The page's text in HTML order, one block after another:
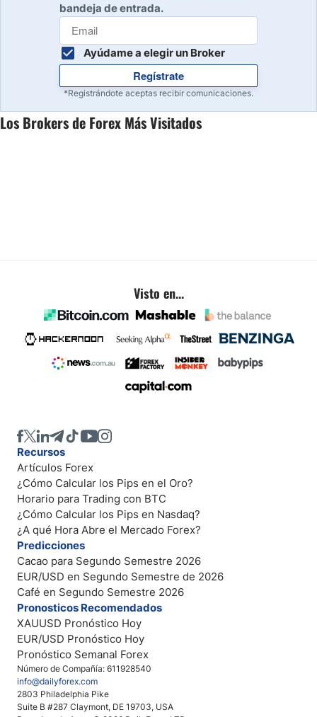
bandeja de entrada.
Ayúdame a elegir un Broker
Regístrate
*Registrándote aceptas recibir comunicaciones.
Los Brokers de Forex Más Visitados
Visto en...
Número de Compañía: 611928540
info@dailyforex.com
2803 Philadelphia Pike
Suite B #287 Claymont, DE 19703, USA
Recursos
Artículos Forex
¿Cómo Calcular los Pips en el Oro?
Horario para Trading con BTC
¿Cómo Calcular los Pips en Nasdaq?
¿A qué Hora Abre el Mercado Forex?
Predicciones
Cacao para Segundo Semestre 2026
EUR/USD en Segundo Semestre de 2026
Café en Segundo Semestre 2026
Pronosticos Recomendados
XAUUSD Pronóstico Hoy
EUR/USD Pronóstico Hoy
Pronóstico Semanal Forex